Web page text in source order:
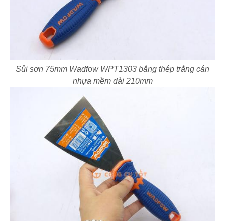
Sủi sơn 75mm Wadfow WPT1303 bằng thép trắng cán
nhựa mềm dài 210mm